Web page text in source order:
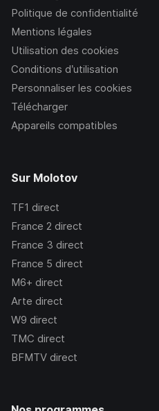
Politique de confidentialité
Mentions légales
Utilisation des cookies
Conditions d’utilisation
Personnaliser les cookies
Télécharger
Appareils compatibles
Sur Molotov
TF1 direct
France 2 direct
France 3 direct
France 5 direct
M6+ direct
Arte direct
W9 direct
TMC direct
BFMTV direct